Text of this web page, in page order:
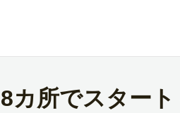
カ所でスター